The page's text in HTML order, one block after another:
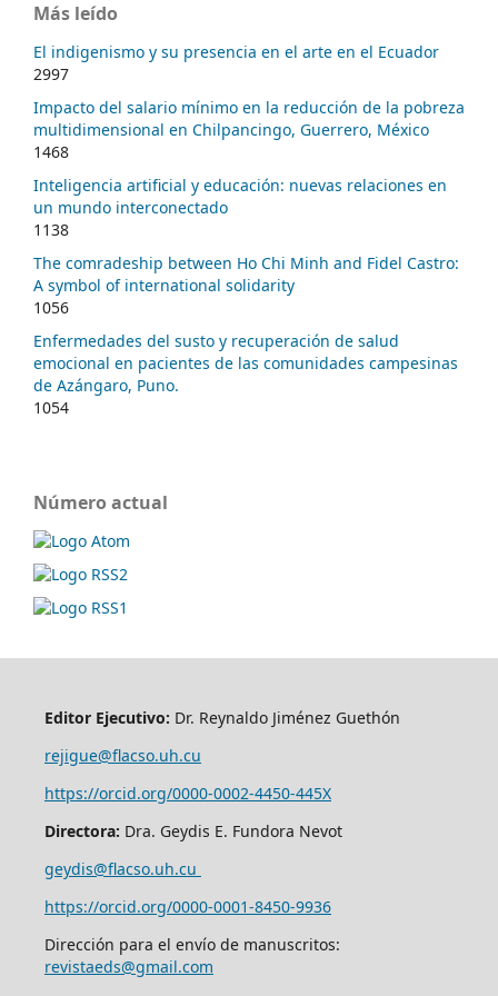
Más leído
El indigenismo y su presencia en el arte en el Ecuador
2997
Impacto del salario mínimo en la reducción de la pobreza
multidimensional en Chilpancingo, Guerrero, México
1468
Inteligencia artificial y educación: nuevas relaciones en
un mundo interconectado
1138
The comradeship between Ho Chi Minh and Fidel Castro:
A symbol of international solidarity
1056
Enfermedades del susto y recuperación de salud
emocional en pacientes de las comunidades campesinas
de Azángaro, Puno.
1054
Número actual
Editor Ejecutivo: Dr. Reynaldo Jiménez Guethón
rejigue@flacso.uh.cu
https://orcid.org/0000-0002-4450-445X
Directora: Dra. Geydis E. Fundora Nevot
geydis@flacso.uh.cu
https://orcid.org/0000-0001-8450-9936
Dirección para el envío de manuscritos:
revistaeds@gmail.com